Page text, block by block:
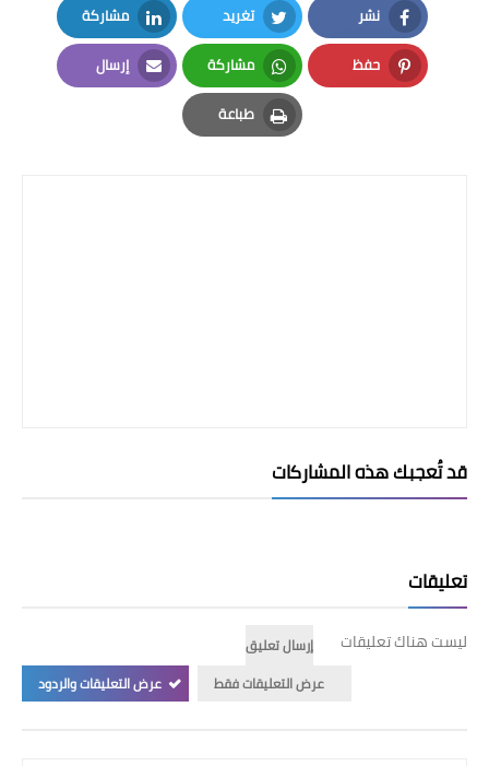
نشر
Facebook
تغريد
Twitter
مشاركة
LinkedIn
حفظ
Pinterest
مشاركة
Whatsapp
إرسال
Email
طباعة
Print
قد تُعجبك هذه المشاركات
تعليقات
ليست هناك تعليقات
إرسال تعليق
عرض التعليقات فقط
عرض التعليقات والردود